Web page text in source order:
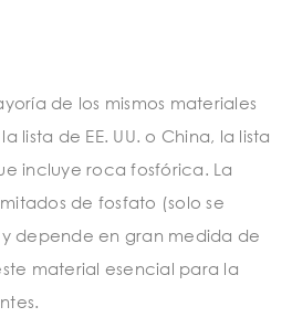
de los mismos materiales
lista de EE. UU. o China, la lista
incluye roca fosfórica. La
de fosfato (solo se
depende en gran medida de
material esencial para la